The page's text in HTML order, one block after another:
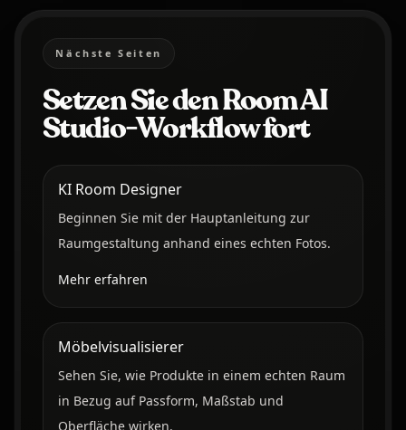
Nächste Seiten
Setzen Sie den Room AI
Studio-Workflow fort
KI Room Designer
Beginnen Sie mit der Hauptanleitung zur
Raumgestaltung anhand eines echten Fotos.
Mehr erfahren
Möbelvisualisierer
Sehen Sie, wie Produkte in einem echten Raum
in Bezug auf Passform, Maßstab und
Oberfläche wirken.